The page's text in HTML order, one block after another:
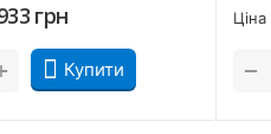
доведеться рідше змінювати
обслуговування обходиться
грн
Купити
Ціна
−